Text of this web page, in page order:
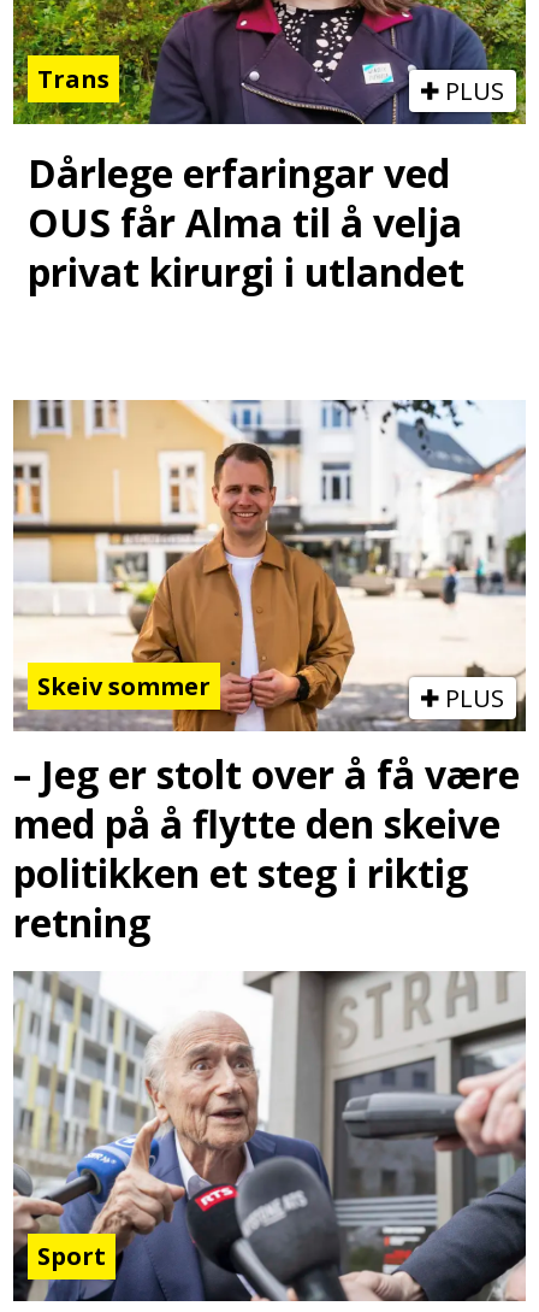
Trans PLUS
Dårlege erfaringar ved
OUS får Alma til å velja
privat kirurgi i utlandet
Skeiv sommer PLUS
– Jeg er stolt over å få være
med på å flytte den skeive
politikken et steg i riktig
retning
Sport